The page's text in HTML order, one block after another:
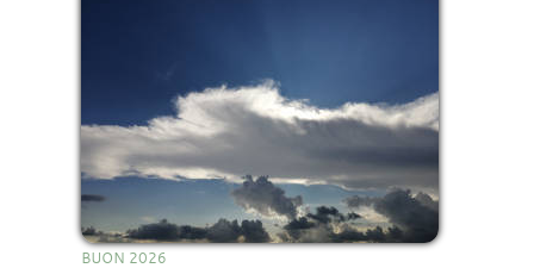
BUON 2026